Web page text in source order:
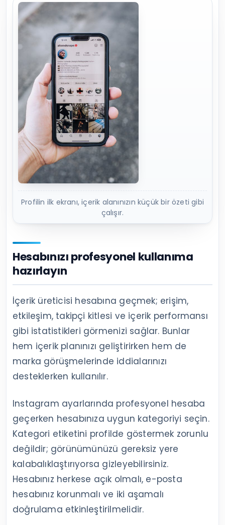
Profilin ilk ekranı, içerik alanınızın küçük bir özeti gibi
çalışır.
Hesabınızı profesyonel kullanıma
hazırlayın
İçerik üreticisi hesabına geçmek; erişim,
etkileşim, takipçi kitlesi ve içerik performansı
gibi istatistikleri görmenizi sağlar. Bunlar
hem içerik planınızı geliştirirken hem de
marka görüşmelerinde iddialarınızı
desteklerken kullanılır.
Instagram ayarlarında profesyonel hesaba
geçerken hesabınıza uygun kategoriyi seçin.
Kategori etiketini profilde göstermek zorunlu
değildir; görünümünüzü gereksiz yere
kalabalıklaştırıyorsa gizleyebilirsiniz.
Hesabınız herkese açık olmalı, e-posta
hesabınız korunmalı ve iki aşamalı
doğrulama etkinleştirilmelidir.